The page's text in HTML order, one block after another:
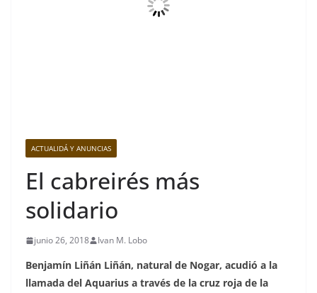
ACTUALIDÁ Y ANUNCIAS
El cabreirés más
solidario
junio 26, 2018 Ivan M. Lobo
Benjamín Liñán Liñán, natural de Nogar, acudió a la
llamada del Aquarius a través de la cruz roja de la